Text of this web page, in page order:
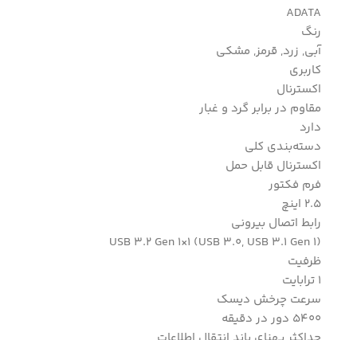
ADATA
رنگ
آبی, زرد, قرمز, مشکی
کاربری
اکسترنال
مقاوم در برابر گرد و غبار
دارد
دسته‌بندی کلی
اکسترنال قابل حمل
فرم فکتور
2.5 اینچ
رابط اتصال بیرونی
USB 3.2 Gen 1×1 (USB 3.0, USB 3.1 Gen 1)
ظرفیت
1 ترابایت
سرعت چرخش دیسک
5400 دور در دقیقه